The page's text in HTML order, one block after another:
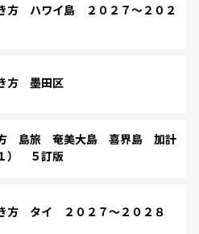
方 ハワイ島 ２０２７～２０２
方 墨田区
島旅 奄美大島 喜界島 加計
） ５訂版
方 タイ ２０２７～２０２８